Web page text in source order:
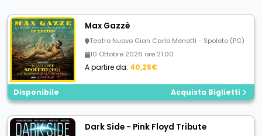
Max Gazzè
Teatro Nuovo Gian Carlo Menotti - Spoleto (PG)
10 Ottobre 2026 ore 21.00
A partire da: 40,25€
Disponibile Acquista Biglietti
Dark Side - Pink Floyd Tribute